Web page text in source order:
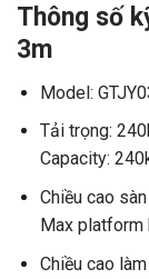
Thông số
3m
Model:
Tải trọng:
Capacity:
Chiều cao
Max platform
Chiều cao